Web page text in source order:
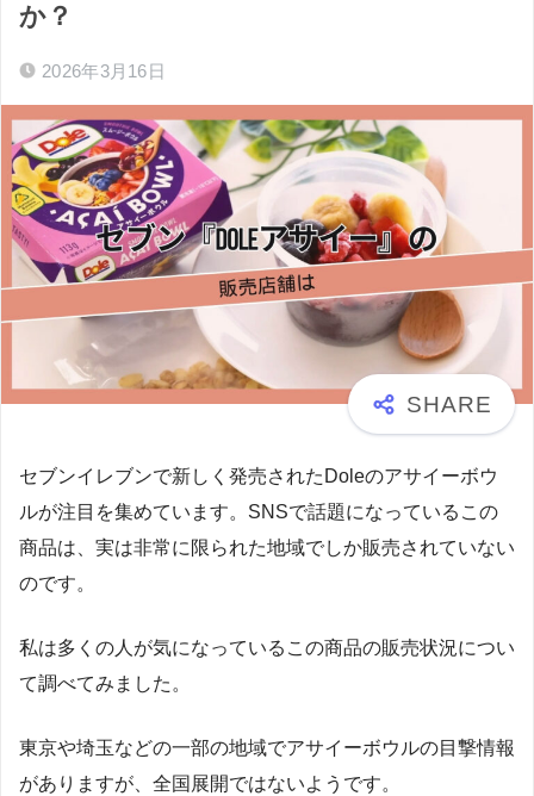
か？
2026年3月16日
セブンイレブンで新しく発売されたDoleのアサイーボウ
ルが注目を集めています。SNSで話題になっているこの
商品は、実は非常に限られた地域でしか販売されていない
のです。
私は多くの人が気になっているこの商品の販売状況につい
て調べてみました。
東京や埼玉などの一部の地域でアサイーボウルの目撃情報
がありますが、全国展開ではないようです。